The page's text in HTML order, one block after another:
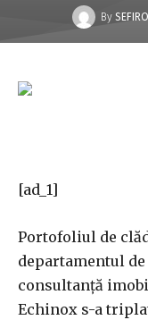
By SEFIRO
[ad_1]
Portofoliul de
departamentul
consultanţă
Echinox s-a